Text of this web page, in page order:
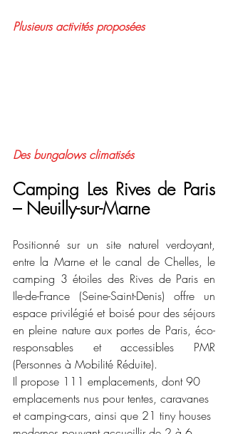
Plusieurs activités proposées
Des bungalows climatisés
Camping Les Rives de Paris
– Neuilly-sur-Marne
Positionné sur un site naturel verdoyant,
entre la Marne et le canal de Chelles, le
camping 3 étoiles des Rives de Paris en
Ile-de-France (Seine-Saint-Denis) offre un
espace privilégié et boisé pour des séjours
en pleine nature aux portes de Paris, éco-
responsables et accessibles PMR
(Personnes à Mobilité Réduite).
Il propose 111 emplacements, dont 90
emplacements nus pour tentes, caravanes
et camping-cars, ainsi que 21 tiny houses